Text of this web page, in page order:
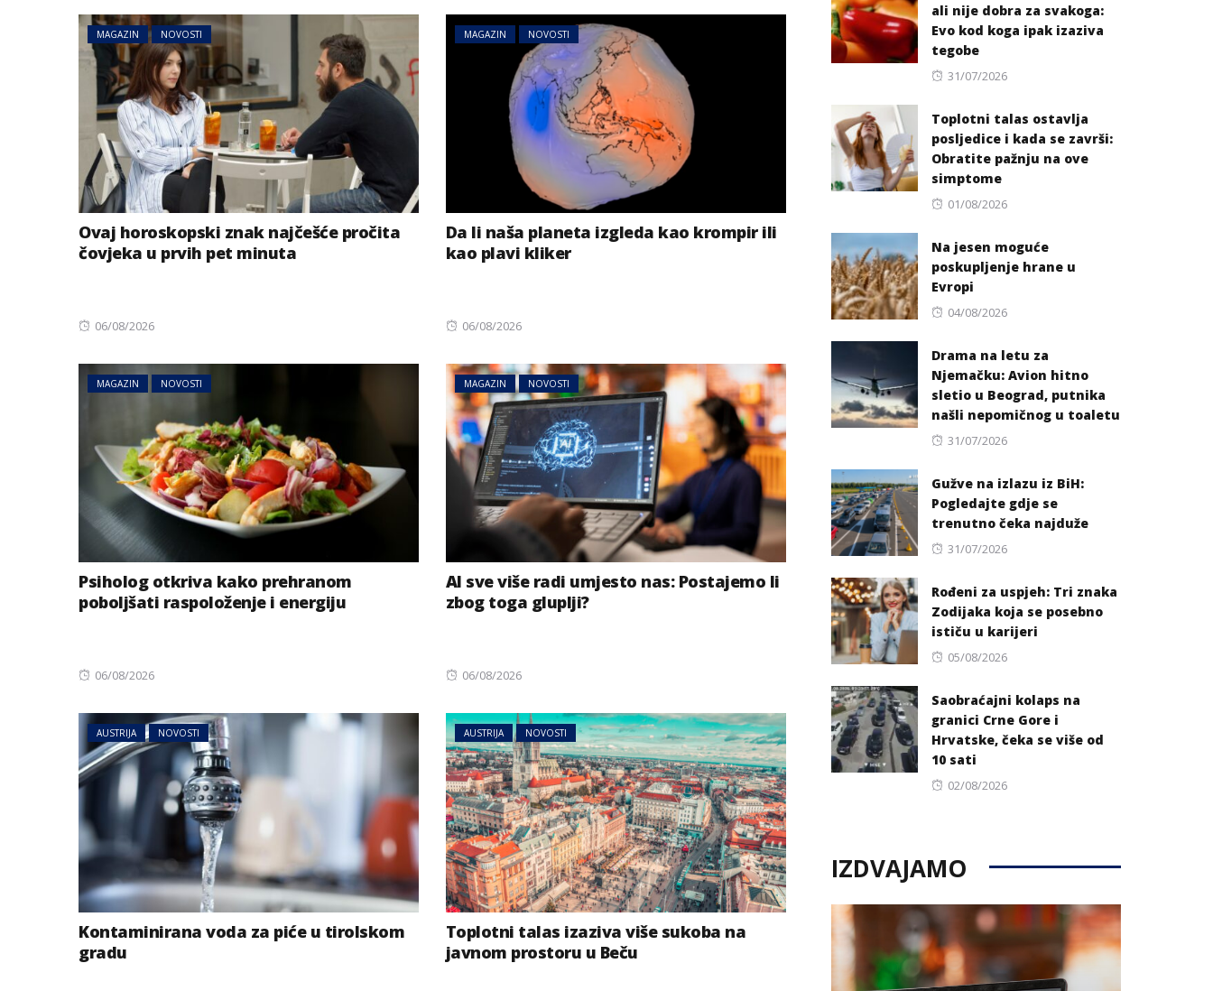
MAGAZIN NOVOSTI
Ovaj horoskopski znak najčešće pročita
čovjeka u prvih pet minuta
Posted
06/08/2026
MAGAZIN NOVOSTI
Da li naša planeta izgleda kao krompir ili
kao plavi kliker
Posted
06/08/2026
MAGAZIN NOVOSTI
Psiholog otkriva kako prehranom
poboljšati raspoloženje i energiju
Posted
06/08/2026
MAGAZIN NOVOSTI
AI sve više radi umjesto nas: Postajemo li
zbog toga gluplji?
Posted
06/08/2026
AUSTRIJA NOVOSTI
Kontaminirana voda za piće u tirolskom
gradu
AUSTRIJA NOVOSTI
Toplotni talas izaziva više sukoba na
javnom prostoru u Beču
ali nije dobra za svakoga:
Evo kod koga ipak izaziva
tegobe
Posted
31/07/2026
Toplotni talas ostavlja
posljedice i kada se završi:
Obratite pažnju na ove
simptome
Posted
01/08/2026
Na jesen moguće
poskupljenje hrane u
Evropi
Posted
04/08/2026
Drama na letu za
Njemačku: Avion hitno
sletio u Beograd, putnika
našli nepomičnog u toaletu
Posted
31/07/2026
Gužve na izlazu iz BiH:
Pogledajte gdje se
trenutno čeka najduže
Posted
31/07/2026
Rođeni za uspjeh: Tri znaka
Zodijaka koja se posebno
ističu u karijeri
Posted
05/08/2026
Saobraćajni kolaps na
granici Crne Gore i
Hrvatske, čeka se više od
10 sati
Posted
02/08/2026
IZDVAJAMO